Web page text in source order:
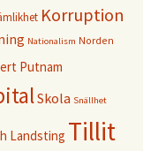
Korruption
Nationalism Norden
Putnam
Skola Snällhet
Landsting Tillit